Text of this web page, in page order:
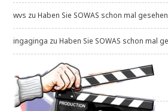
wvs zuHaben Sie SOWAS schon mal
ingaginga zuHaben Sie SOWAS schon mal